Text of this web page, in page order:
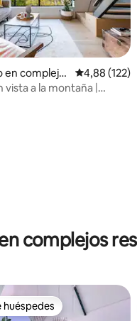
5. 241 evaluaciones
en complejo
del Ca
Calificación
4,88 (122)
a la montaña |
complejos
huéspedes
huéspedes